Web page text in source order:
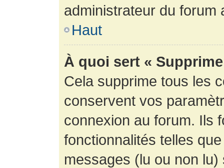
administrateur du forum
Haut
À quoi sert «
Cela supprime tous les
conservent vos
connexion au forum. Ils
fonctionnalités telles
messages (lu ou non